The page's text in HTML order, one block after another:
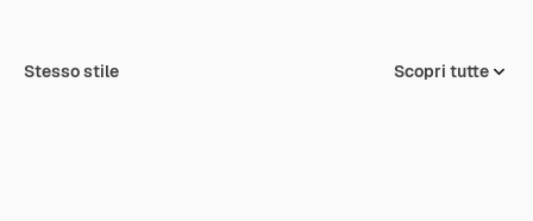
Stesso stile Scopri tutte